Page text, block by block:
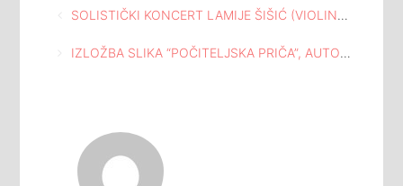
Navigacija
članaka
SOLISTIČKI KONCERT LAMIJE ŠIŠIĆ (VIOLINA) ODRŽAN JE U MEĐUNARODNOJ GALERIJI PORTRETA TUZLA
IZLOŽBA SLIKA “POČITELJSKA PRIČA”, AUTORA SAMIRA SUFIJA, KUSTOSA CENTRA ZA KULTURU TUZLA, ORGANIZIRANA U GALERIJI ROMAN PETROVIĆ U SARAJEVU